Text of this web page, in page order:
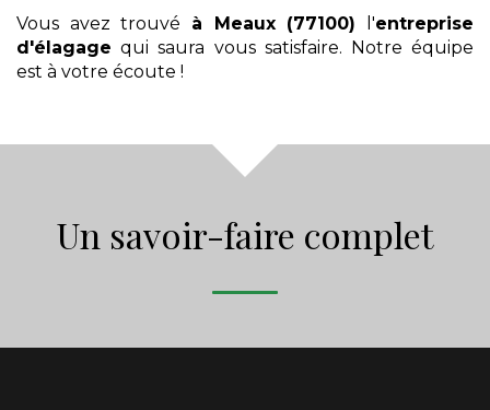
Vous avez trouvé à Meaux (77100) l'entreprise
d'élagage qui saura vous satisfaire. Notre équipe
est à votre écoute !
Un savoir-faire complet